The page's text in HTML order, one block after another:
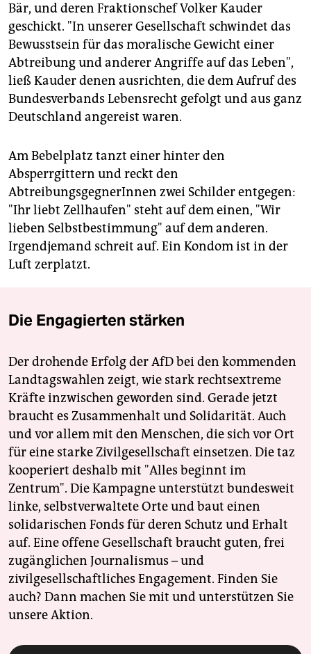
Bär, und deren Fraktionschef Volker Kauder
geschickt. "In unserer Gesellschaft schwindet das
Bewusstsein für das moralische Gewicht einer
Abtreibung und anderer Angriffe auf das Leben",
ließ Kauder denen ausrichten, die dem Aufruf des
Bundesverbands Lebensrecht gefolgt und aus ganz
Deutschland angereist waren.
Am Bebelplatz tanzt einer hinter den
Absperrgittern und reckt den
AbtreibungsgegnerInnen zwei Schilder entgegen:
"Ihr liebt Zellhaufen" steht auf dem einen, "Wir
lieben Selbstbestimmung" auf dem anderen.
Irgendjemand schreit auf. Ein Kondom ist in der
Luft zerplatzt.
Die Engagierten stärken
Der drohende Erfolg der AfD bei den kommenden
Landtagswahlen zeigt, wie stark rechtsextreme
Kräfte inzwischen geworden sind. Gerade jetzt
braucht es Zusammenhalt und Solidarität. Auch
und vor allem mit den Menschen, die sich vor Ort
für eine starke Zivilgesellschaft einsetzen. Die taz
kooperiert deshalb mit "Alles beginnt im
Zentrum". Die Kampagne unterstützt bundesweit
linke, selbstverwaltete Orte und baut einen
solidarischen Fonds für deren Schutz und Erhalt
auf. Eine offene Gesellschaft braucht guten, frei
zugänglichen Journalismus – und
zivilgesellschaftliches Engagement. Finden Sie
auch? Dann machen Sie mit und unterstützen Sie
unsere Aktion.